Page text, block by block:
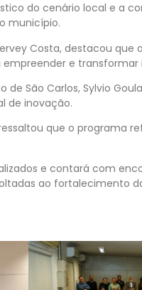
do cenário local e a
município.
Costa, destacou que
e transformar
São Carlos, Sylvio
de inovação.
que o programa
e contará com
ao fortalecimento